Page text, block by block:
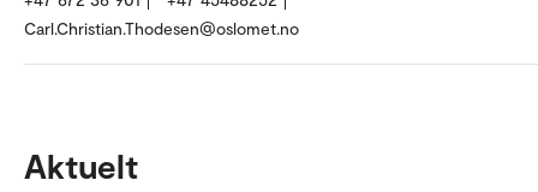
Carl.Christian.Thodesen@oslomet.no
Aktuelt